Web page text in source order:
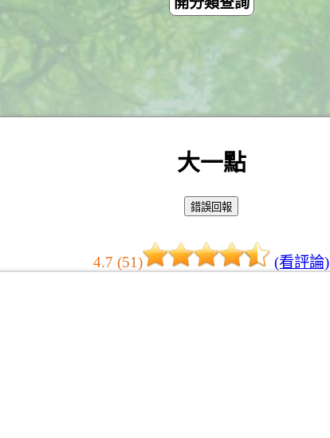
大一點
4.7 (51)
(看評論)